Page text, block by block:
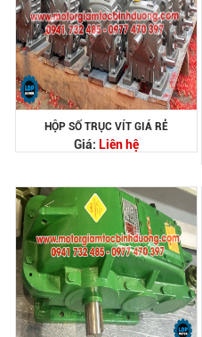
HỘP SỐ TRỤC VÍT GIÁ RẺ
Giá: Liên hệ